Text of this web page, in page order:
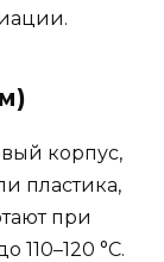
корпус,
пластика,
при
110–120 °C.